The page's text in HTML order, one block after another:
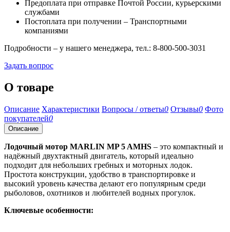
Предоплата при отправке Почтой России, курьерскими
службами
Постоплата при получении – Транспортными
компаниями
Подробности – у нашего менеджера, тел.: 8-800-500-3031
Задать вопрос
О товаре
Описание Характеристики Вопросы / ответы0 Отзывы0 Фото
покупателей0
Описание
Лодочный мотор MARLIN MP 5 AMHS – это компактный и
надёжный двухтактный двигатель, который идеально
подходит для небольших гребных и моторных лодок.
Простота конструкции, удобство в транспортировке и
высокий уровень качества делают его популярным среди
рыболовов, охотников и любителей водных прогулок.
Ключевые особенности: